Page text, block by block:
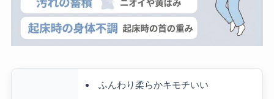
ふんわり柔らかキモチいい